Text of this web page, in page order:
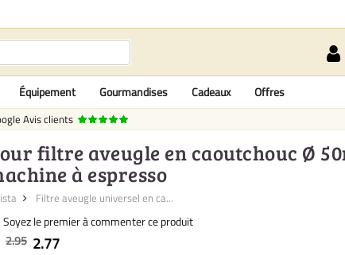
Équipement Gourmandises Cadeaux Offres
Avis clients
filtre aveugle en caoutchouc Ø
à espresso
Filtre aveugle universel en ca...
Soyez le premier à commenter ce produit
2.95 2.77